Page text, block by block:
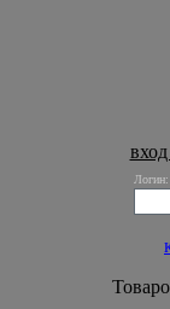
Логин: